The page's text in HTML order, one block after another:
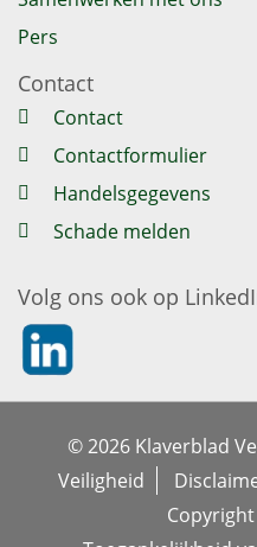
Pers
Contact
Contact
Contactformulier
Handelsgegevens
Schade melden
Volg ons ook op
https://nl.linkedin.com/
© 2026 Klaverblad
Veiligheid
Copyright